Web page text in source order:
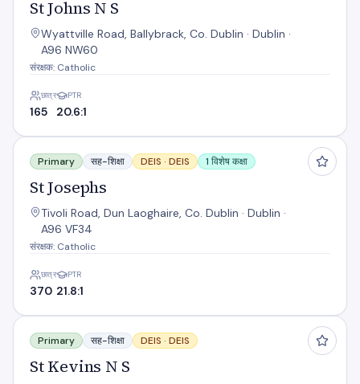
St Johns N S
Wyattville Road, Ballybrack, Co. Dublin · Dublin ·
A96 NW60
संरक्षक: Catholic
छात्र
165
PTR
20.6:1
St Josephs
Primary सह-शिक्षा DEIS · DEIS 1 विशेष कक्षा
St Josephs
Tivoli Road, Dun Laoghaire, Co. Dublin · Dublin ·
A96 VF34
संरक्षक: Catholic
छात्र
370
PTR
21.8:1
St Kevins N S
Primary सह-शिक्षा DEIS · DEIS
St Kevins N S